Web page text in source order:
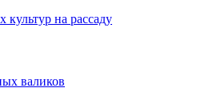
на рассаду
валиков